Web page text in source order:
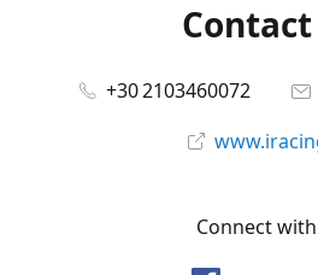
+30 2103460072
Connect